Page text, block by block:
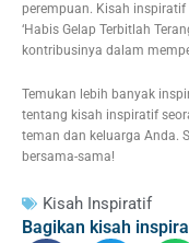
perempuan. Kisah
‘Habis Gelap Terbitlah
kontribusinya dalam
Temukan lebih banyak
tentang kisah inspiratif
teman dan keluarga Anda.
bersama-sama!
Kisah Inspiratif
Bagikan kisah